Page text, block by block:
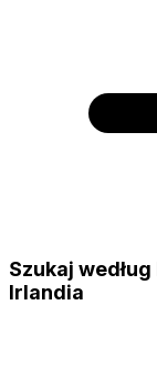
Szukaj
Irlandia